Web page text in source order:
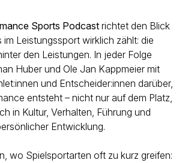
Sports Podcastrichtet den Blick
im Leistungssport wirklich zählt: die
den Leistungen. In jeder Folge
Huber und Ole Jan Kappmeier mit
und Entscheider:innen darüber,
entsteht – nicht nur auf dem Platz,
in Kultur, Verhalten, Führung und
Entwicklung.
wo Spielsportarten oft zu kurz greifen: